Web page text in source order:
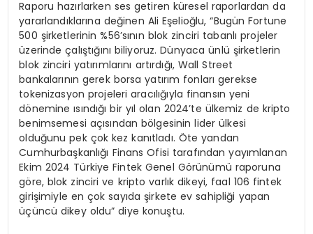
Raporu hazırlarken ses getiren küresel raporlardan da
yararlandıklarına değinen Ali Eşelioğlu, “Bugün Fortune
500 şirketlerinin %56’sının blok zinciri tabanlı projeler
üzerinde çalıştığını biliyoruz. Dünyaca ünlü şirketlerin
blok zinciri yatırımlarını artırdığı, Wall Street
bankalarının gerek borsa yatırım fonları gerekse
tokenizasyon projeleri aracılığıyla finansın yeni
dönemine ısındığı bir yıl olan 2024’te ülkemiz de kripto
benimsemesi açısından bölgesinin lider ülkesi
olduğunu pek çok kez kanıtladı. Öte yandan
Cumhurbaşkanlığı Finans Ofisi tarafından yayımlanan
Ekim 2024 Türkiye Fintek Genel Görünümü raporuna
göre, blok zinciri ve kripto varlık dikeyi, faal 106 fintek
girişimiyle en çok sayıda şirkete ev sahipliği yapan
üçüncü dikey oldu” diye konuştu.